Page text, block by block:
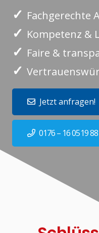
✓ Fachgerechte
✓ Kompetenz &
✓ Faire &
✓
Jetzt anfragen!
0176 – 16 0519 88